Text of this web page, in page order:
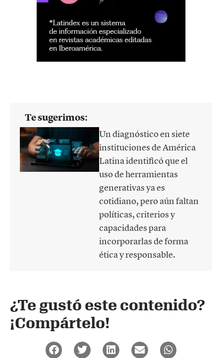
Te sugerimos:
Un diagnóstico en siete
instituciones de América
Latina identificó que el
uso de herramientas
generativas ya es
cotidiano, pero aún faltan
políticas, criterios y
capacidades para
incorporarlas de forma
ética y responsable.
¿Te gustó este contenido?
¡Compártelo!